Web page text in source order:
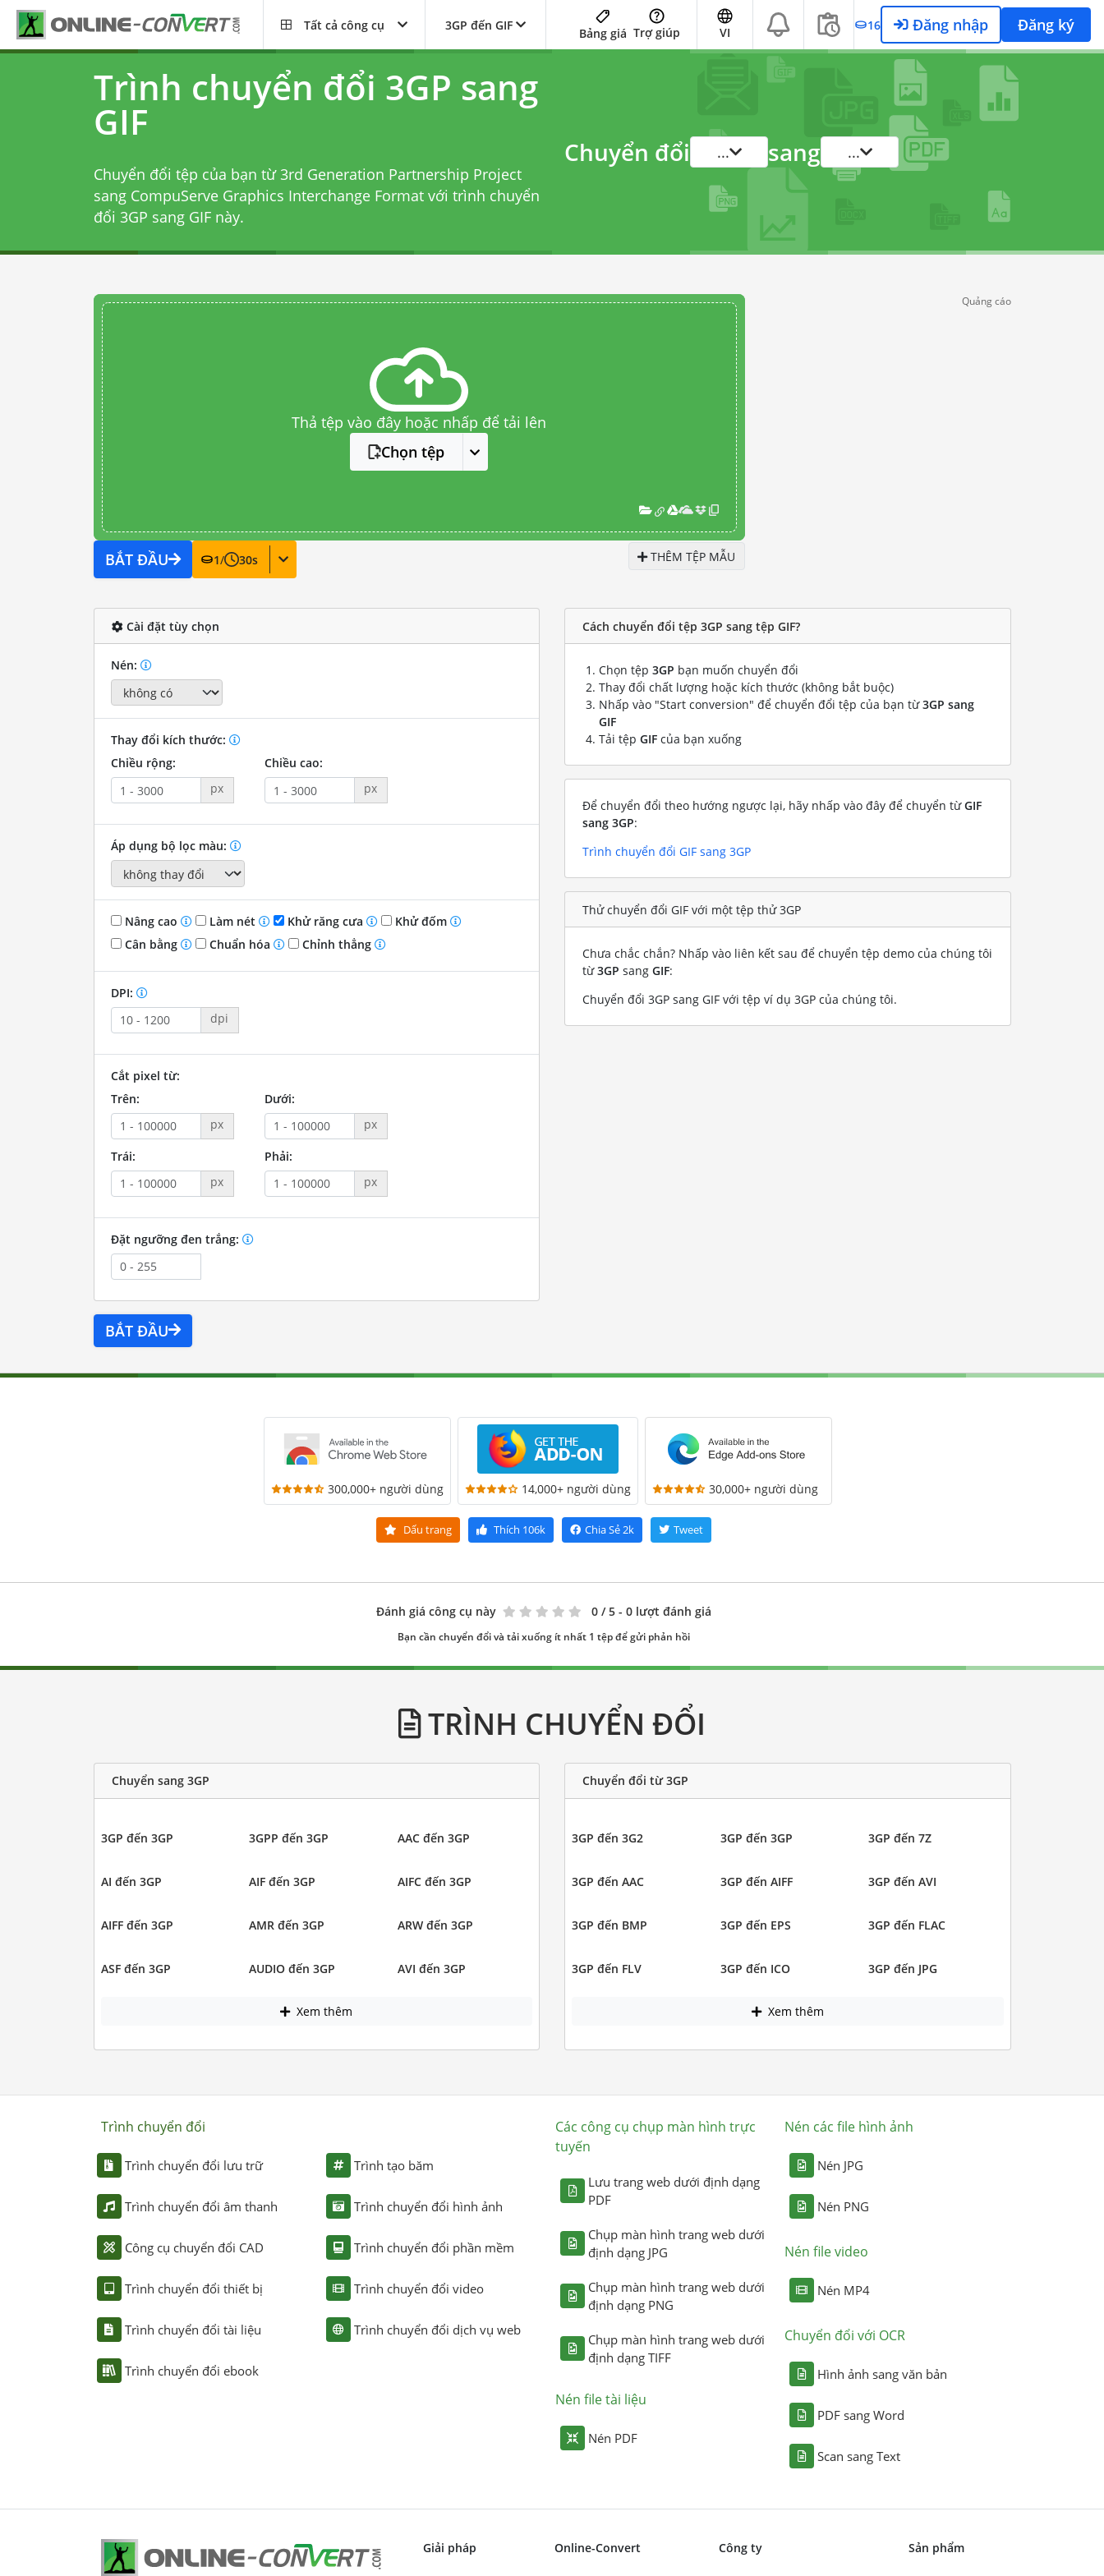
Tất cả công cụ 3GP đến GIF
Bảng giá Trợ giúp VI 16 Đăng nhập Đăng ký
Trình chuyển đổi 3GP sang
GIF
Chuyển đổi tệp của bạn từ 3rd Generation Partnership Project
sang CompuServe Graphics Interchange Format với trình chuyển
đổi 3GP sang GIFnày.
Chuyển đổi ... sang ...
Thả tệp vào đây hoặc nhấp để tải lên
Chọn tệp
BẮT ĐẦU 1/ 30s THÊM TỆP MẪU
Quảng cáo
Cài đặt tùy chọn
Nén:
Thay đổi kích thước:
Chiều rộng:
px
Chiều cao:
px
Áp dụng bộ lọc màu:
Nâng cao Làm nét Khử răng cưa
Khử đốm
Cân bằng
Chuẩn hóa Chỉnh thẳng
DPI:
dpi
Cắt pixel từ:
Trên:
px
Dưới:
px
Trái:
px
Phải:
px
Đặt ngưỡng đen trắng:
BẮT ĐẦU
Cách chuyển đổi tệp 3GP sang tệp GIF?
Chọn tệp 3GP bạn muốn chuyển đổi
Thay đổi chất lượng hoặc kích thước (không bắt buộc)
Nhấp vào "Start conversion" để chuyển đổi tệp của bạn từ3GP sang
GIF
Tải tệp GIF của bạn xuống
Để chuyển đổi theo hướng ngược lại, hãy nhấp vào đây để chuyển từGIF
sang 3GP:
Trình chuyển đổi GIF sang 3GP
Thử chuyển đổi GIF với một tệp thử 3GP
Chưa chắc chắn? Nhấp vào liên kết sau để chuyển tệp demo của chúng tôi
từ3GP sang GIF:
Chuyển đổi 3GP sang GIF với tệp ví dụ 3GP của chúng tôi.
300,000+ người dùng 14,000+ người dùng 30,000+ người dùng
Dấu trang Thích 106k Chia Sẻ2k Tweet
Đánh giá công cụ này 0 / 5 - 0 lượt đánh giá
Bạn cần chuyển đổi và tải xuống ít nhất 1 tệp để gửi phản hồi
TRÌNH CHUYỂN ĐỔI
Chuyển sang 3GP
3GP đến 3GP 3GPP đến 3GP AAC đến 3GP
AI đến 3GP AIF đến 3GP AIFC đến 3GP
AIFF đến 3GP AMR đến 3GP ARW đến 3GP
ASF đến 3GP AUDIO đến 3GP AVI đến 3GP
Xem thêm
Chuyển đổi từ 3GP
3GP đến 3G2 3GP đến 3GP 3GP đến 7Z
3GP đến AAC 3GP đến AIFF 3GP đến AVI
3GP đến BMP 3GP đến EPS 3GP đến FLAC
3GP đến FLV 3GP đến ICO 3GP đến JPG
Xem thêm
Trình chuyển đổi
Trình chuyển đổi lưu trữ
Trình chuyển đổi âm thanh
Công cụ chuyển đổi CAD
Trình chuyển đổi thiết bị
Trình chuyển đổi tài liệu
Trình chuyển đổi ebook
Trình tạo băm
Trình chuyển đổi hình ảnh
Trình chuyển đổi phần mềm
Trình chuyển đổi video
Trình chuyển đổi dịch vụ web
Các công cụ chụp màn hình trực
tuyến
Lưu trang web dưới định dạng
PDF
Chụp màn hình trang web dưới
định dạng JPG
Chụp màn hình trang web dưới
định dạng PNG
Chụp màn hình trang web dưới
định dạng TIFF
Nén file tài liệu
Nén PDF
Nén các file hình ảnh
Nén JPG
Nén PNG
Nén file video
Nén MP4
Chuyển đổi với OCR
Hình ảnh sang văn bản
PDF sang Word
Scan sang Text
Giải pháp Online-Convert Công ty Sản phẩm